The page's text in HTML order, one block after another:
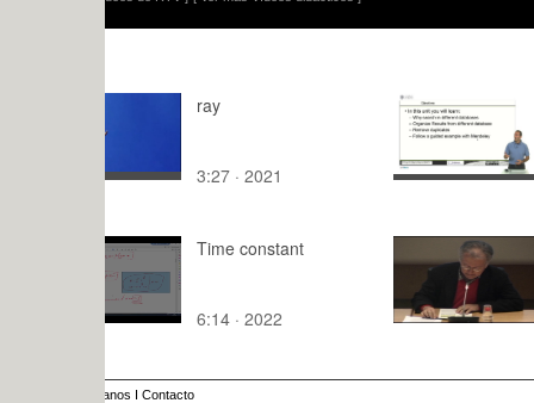
3:27 · 2021
Merging
(Basic)
10:50 ·
Time constant
6:14 · 2022
ZAIDA
MUJERES
A
JANE
98:37 ·